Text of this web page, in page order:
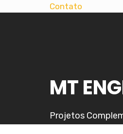
Contato
MT
Projetos